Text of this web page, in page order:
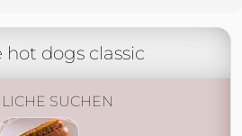
hot dogs classic
SUCHEN